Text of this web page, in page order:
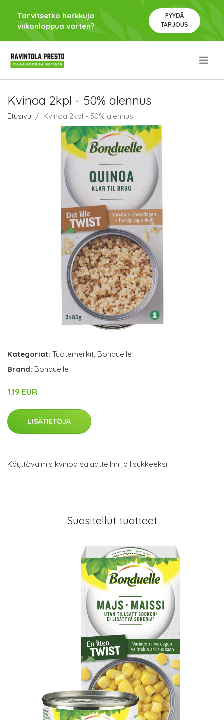
Tarvitsetko herkkuja
viikonloppua varten?
PYYDÄ
TARJOUS
Kvinoa 2kpl - 50% alennus
Etusivu Kvinoa 2kpl - 50% alennus
Kategoriat: Tuotemerkit, Bonduelle
Brand: Bonduelle
1.19 EUR
LISÄTIETOJA
Käyttövalmis kvinoa salaatteihin ja lisukkeeksi.
Suositellut tuotteet